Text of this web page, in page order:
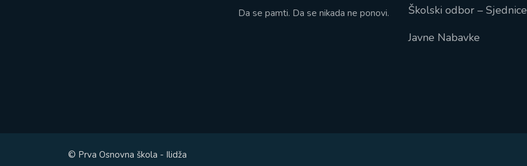
Da se pamti. Da se nikada ne ponovi.
Školski odbor – Sjednice
Javne Nabavke
© Prva Osnovna škola - Ilidža